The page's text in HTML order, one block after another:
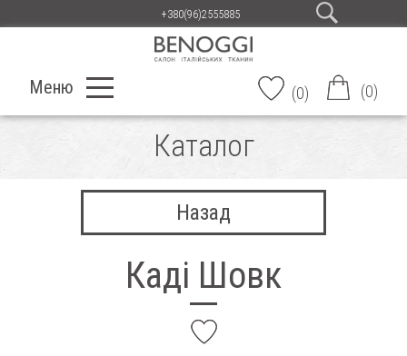
+380(96)2555885
Меню (0) (0)
Каталог
Назад
Каді Шовк